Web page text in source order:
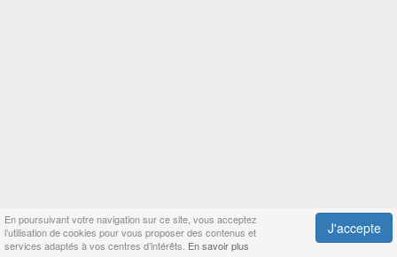
En poursuivant votre navigation sur ce site, vous acceptez
l’utilisation de cookies pour vous proposer des contenus et
services adaptés à vos centres d’intérêts. En savoir plus
J'accepte